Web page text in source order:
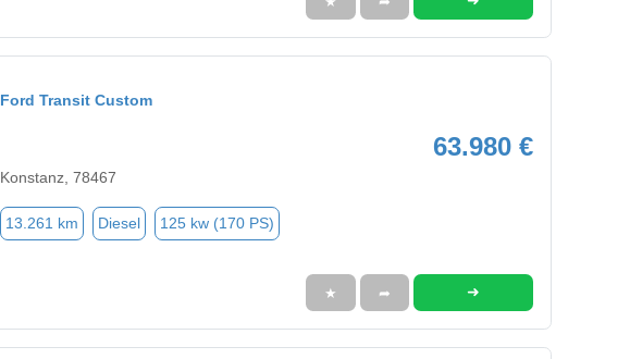
Ford Transit Custom
63.980 €
Konstanz, 78467
13.261 km Diesel 125 kw (170 PS)
★ ➦ ➜